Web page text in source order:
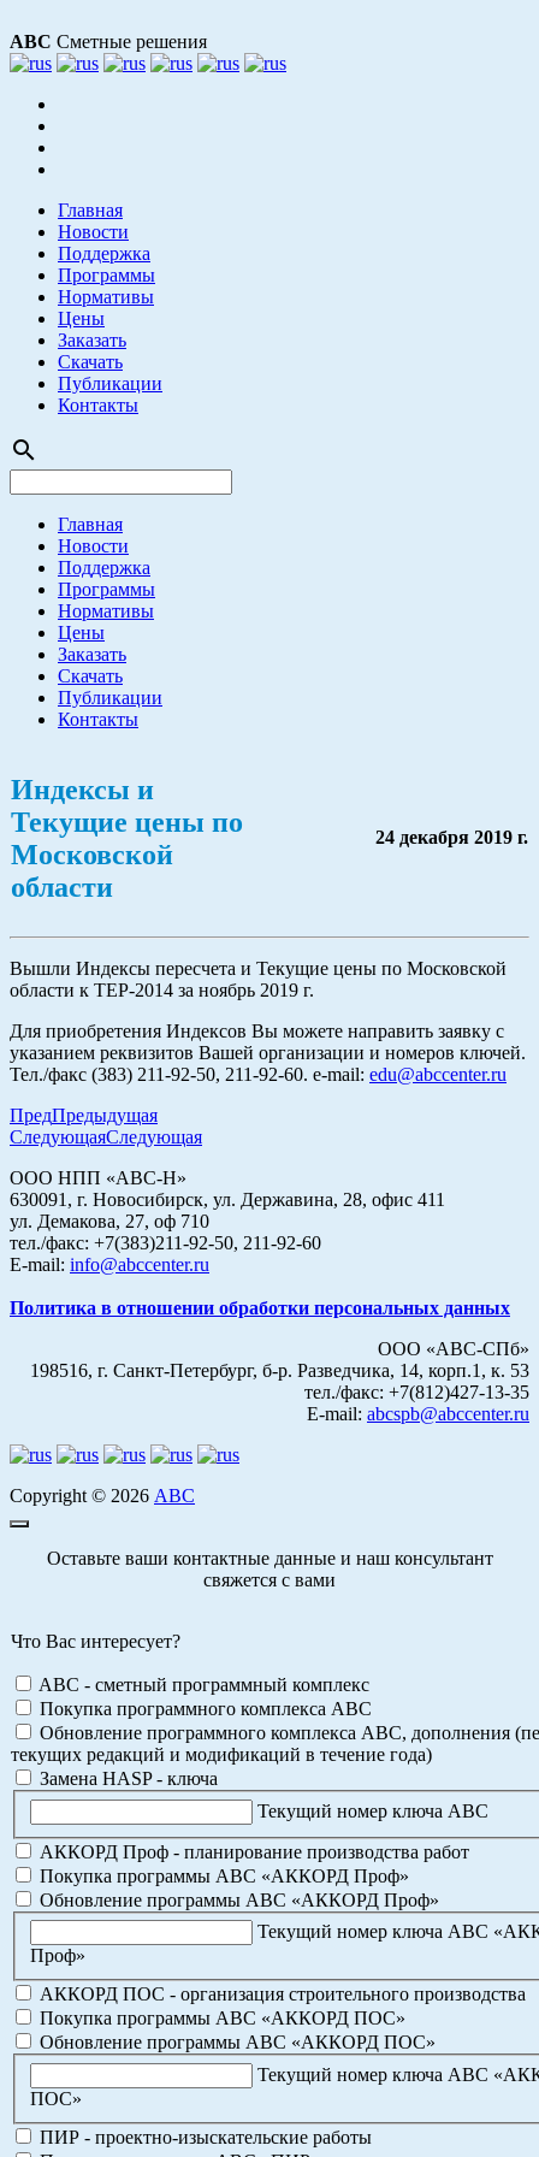
АВС Сметные решения
Главная
Новости
Поддержка
Программы
Нормативы
Цены
Заказать
Скачать
Публикации
Контакты
search
Главная
Новости
Поддержка
Программы
Нормативы
Цены
Заказать
Скачать
Публикации
Контакты
Индексы и
Текущие цены по
Московской
области
24 декабря 2019 г.
Вышли Индексы пересчета и Текущие цены по Московской
области к ТЕР-2014 за ноябрь 2019 г.
Для приобретения Индексов Вы можете направить заявку с
указанием реквизитов Вашей организации и номеров ключей.
Тел./факс (383) 211-92-50, 211-92-60. e-mail: edu@abccenter.ru
ПредПредыдущая
СледующаяСледующая
ООО НПП «АВС-Н»
630091, г. Новосибирск, ул. Державина, 28, офис 411
ул. Демакова, 27, оф 710
тел./факс: +7(383)211-92-50, 211-92-60
E-mail: info@abccenter.ru
Политика в отношении обработки персональных данных
ООО «АВС-СПб»
198516, г. Санкт-Петербург, б-р. Разведчика, 14, корп.1, к. 53
тел./факс: +7(812)427-13-35
E-mail: abcspb@abccenter.ru
Copyright © 2026 АВС
Оставьте ваши контактные данные и наш консультант
свяжется с вами
Что Вас интересует?
ABC - сметный программный комплекс
Покупка программного комплекса АВС
Обновление программного комплекса АВС, дополнения
текущих редакций и модификаций в течение года)
Замена HASP - ключа
Текущий номер ключа АВС
АККОРД Проф - планирование производства работ
Покупка программы АВС «АККОРД Проф»
Обновление программы АВС «АККОРД Проф»
Текущий номер ключа АВС
Проф»
АККОРД ПОС - организация строительного производства
Покупка программы АВС «АККОРД ПОС»
Обновление программы АВС «АККОРД ПОС»
Текущий номер ключа АВС
ПОС»
ПИР - проектно-изыскательские работы